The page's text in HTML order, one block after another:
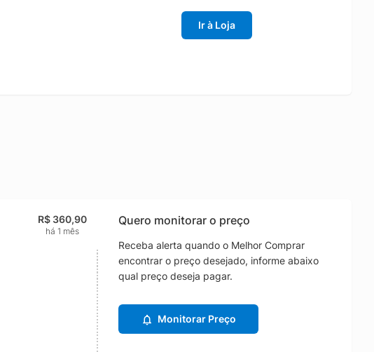
Ir à Loja
R$ 360,90
há 1 mês
Quero monitorar o preço
Receba alerta quando o Melhor Comprar
encontrar o preço desejado, informe abaixo
qual preço deseja pagar.
Monitorar Preço